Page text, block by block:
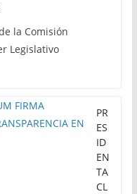
la Comisión
Legislativo
PR
ES
ID
EN
TA
CL